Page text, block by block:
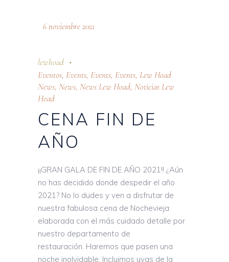
6 noviembre 2021
lewhoad
Eventos, Events, Events, Events, Lew Hoad
News, News, News Lew Hoad, Noticias Lew
Hoad
CENA FIN DE
AÑO
¡¡GRAN GALA DE FIN DE AÑO 2021!! ¿Aún
no has decidido donde despedir el año
2021? No lo dudes y ven a disfrutar de
nuestra fabulosa cena de Nochevieja
elaborada con el más cuidado detalle por
nuestro departamento de
restauración. Haremos que pasen una
noche inolvidable. Incluimos uvas de la